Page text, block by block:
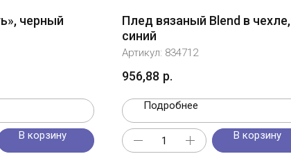
черный
В корзину
Плед вязаный Blend в чехле,
синий
Артикул: 834712
956,88 р.
Подробнее
В корзину